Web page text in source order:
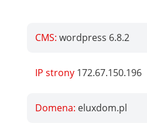
CMS: wordpress 6.8.2
IP strony 172.67.150.196
Domena: eluxdom.pl